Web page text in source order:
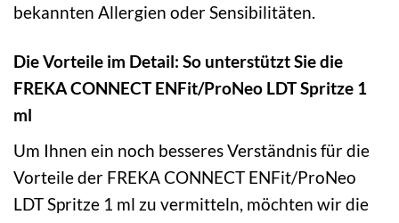
bekannten Allergien oder Sensibilitäten.
Die Vorteile im Detail: So unterstützt Sie die
FREKA CONNECT ENFit/ProNeo LDT Spritze 1
ml
Um Ihnen ein noch besseres Verständnis für die
Vorteile der FREKA CONNECT ENFit/ProNeo
LDT Spritze 1 ml zu vermitteln, möchten wir die